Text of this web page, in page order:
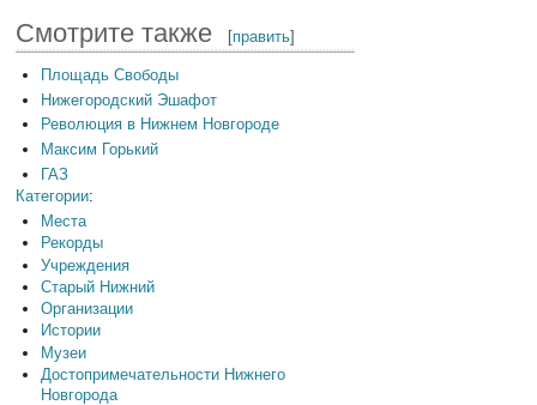
Смотрите также [править]
Площадь Свободы
Нижегородский Эшафот
Революция в Нижнем Новгороде
Максим Горький
ГАЗ
Категории:
Места
Рекорды
Учреждения
Старый Нижний
Организации
Истории
Музеи
Достопримечательности Нижнего
Новгорода